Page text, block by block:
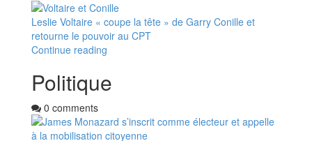
Leslie Voltaire « coupe la tête » de Garry Conille et
retourne le pouvoir au CPT
Continue reading
Politique
0 comments